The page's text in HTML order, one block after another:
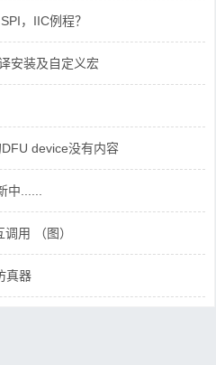
，IIC例程？
安装及自定义宏
device没有内容
......
用 （图）
真器